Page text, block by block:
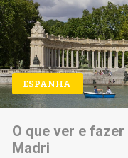
ESPANHA
O que ver e
Madri